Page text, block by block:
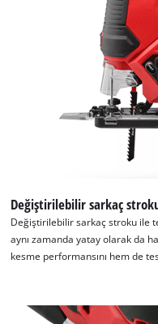
Değiştirilebilir sarkaç
Değiştirilebilir sarkaç stroku ile
aynı zamanda yatay olarak da
kesme performansını hem de